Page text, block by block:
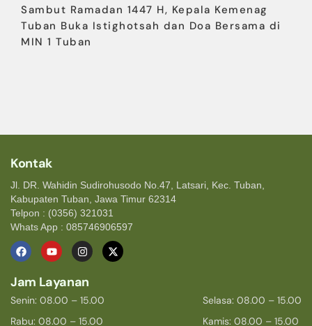
Sambut Ramadan 1447 H, Kepala Kemenag
Tuban Buka Istighotsah dan Doa Bersama di
MIN 1 Tuban
Kontak
Jl. DR. Wahidin Sudirohusodo No.47, Latsari, Kec. Tuban,
Kabupaten Tuban, Jawa Timur 62314
Telpon : (0356) 321031
Whats App : 085746906597
Jam Layanan
Senin: 08.00 – 15.00
Rabu: 08.00 – 15.00
Selasa: 08.00 – 15.00
Kamis: 08.00 – 15.00